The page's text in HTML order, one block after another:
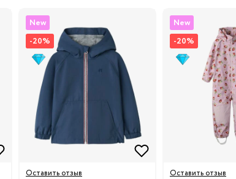
New
-20%
Оставить отзыв
New
-20%
Оставить отзыв